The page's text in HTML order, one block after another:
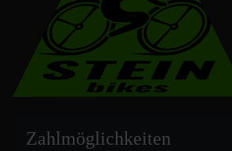
Zahlmöglichkeiten